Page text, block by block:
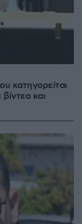
κατηγορείται
και